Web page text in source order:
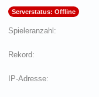
Serverstatus: Offline
Spieleranzahl
Rekord
IP-Adresse